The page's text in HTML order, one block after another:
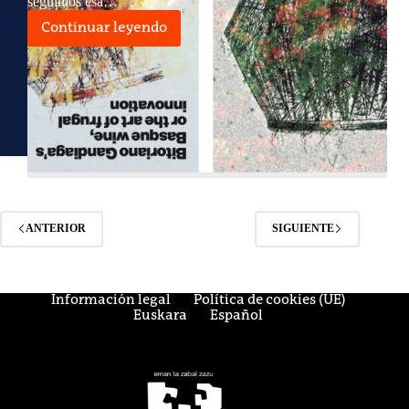
Continuar leyendo
Literatura,
soledad,
txakolí
ANTERIOR SIGUIENTE
Información legal
Política de cookies (UE)
Euskara
Español